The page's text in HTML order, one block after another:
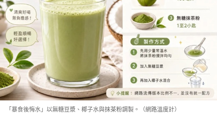
「暴食後悔水」以無糖豆漿、椰子水與抹茶粉調製。（網路溫度計）